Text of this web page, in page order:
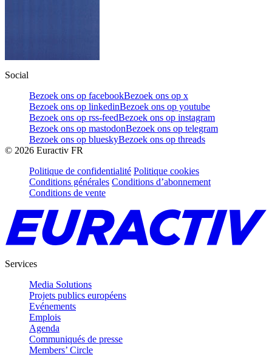
Social
Bezoek ons op facebookBezoek ons op x
Bezoek ons op linkedinBezoek ons op youtube
Bezoek ons op rss-feedBezoek ons op instagram
Bezoek ons op mastodonBezoek ons op telegram
Bezoek ons op blueskyBezoek ons op threads
© 2026 Euractiv FR
Politique de confidentialité Politique cookies
Conditions générales Conditions d’abonnement
Conditions de vente
Services
Media Solutions
Projets publics européens
Evénements
Emplois
Agenda
Communiqués de presse
Members’ Circle